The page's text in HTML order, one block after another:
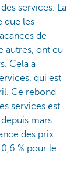
services. La
que les
de
autres, ont eu
Cela a
qui est
Ce rebond
services est
mars
des prix
% pour le